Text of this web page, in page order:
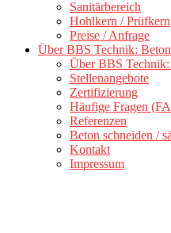
Sanitärbereich
Hohlkern / Prüfkern
Preise / Anfrage
Über BBS Technik:
Über BBS
Stellenangebote
Zertifizierung
Häufige Fragen
Referenzen
Beton schneiden /
Kontakt
Impressum